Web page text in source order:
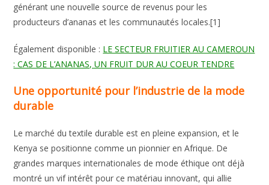
générant une nouvelle source de revenus pour les
producteurs d’ananas et les communautés locales.[1]
Également disponible : LE SECTEUR FRUITIER AU CAMEROUN
: CAS DE L’ANANAS, UN FRUIT DUR AU COEUR TENDRE
Une opportunité pour l’industrie de la mode
durable
Le marché du textile durable est en pleine expansion, et le
Kenya se positionne comme un pionnier en Afrique. De
grandes marques internationales de mode éthique ont déjà
montré un vif intérêt pour ce matériau innovant, qui allie